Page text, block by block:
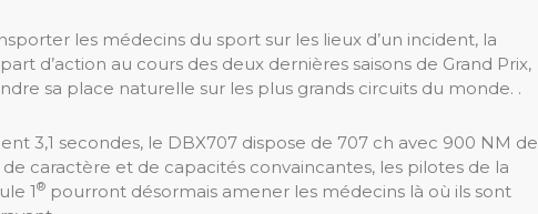
les médecins du sport sur les lieux d’un incident, la
d’action au cours des deux dernières saisons de Grand Prix,
sa place naturelle sur les plus grands circuits du monde. .
3,1 secondes, le DBX707 dispose de 707 ch avec 900 NM de
caractère et de capacités convaincantes, les pilotes de la
1® pourront désormais amener les médecins là où ils sont